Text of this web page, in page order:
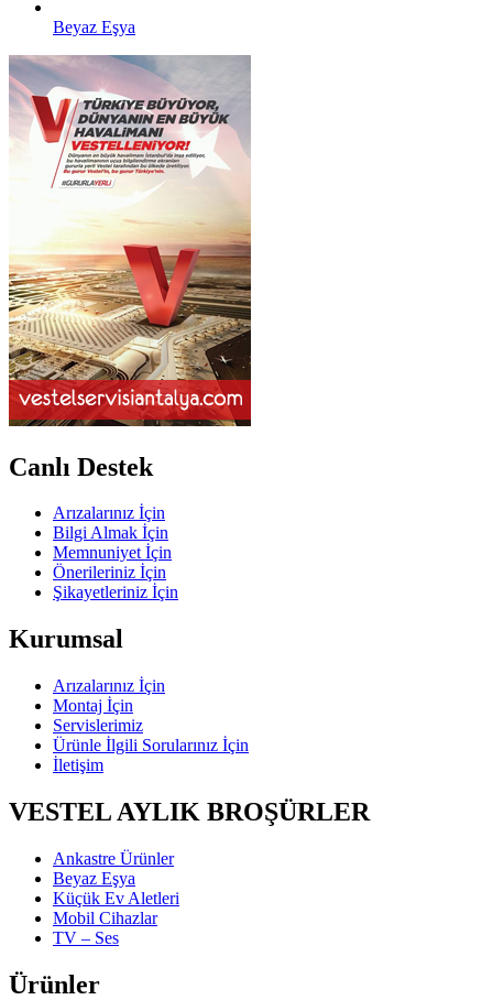
Beyaz Eşya
Canlı Destek
Arızalarınız İçin
Bilgi Almak İçin
Memnuniyet İçin
Önerileriniz İçin
Şikayetleriniz İçin
Kurumsal
Arızalarınız İçin
Montaj İçin
Servislerimiz
Ürünle İlgili Sorularınız İçin
İletişim
VESTEL AYLIK BROŞÜRLER
Ankastre Ürünler
Beyaz Eşya
Küçük Ev Aletleri
Mobil Cihazlar
TV – Ses
Ürünler